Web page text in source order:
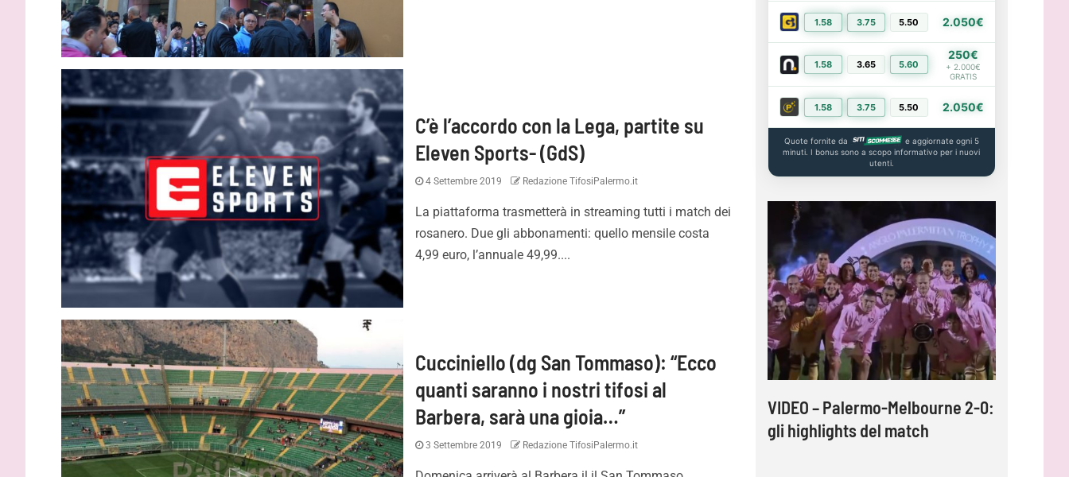
C’è l’accordo con la Lega, partite su
Eleven Sports- (GdS)
4 Settembre 2019 Redazione TifosiPalermo.it
La piattaforma trasmetterà in streaming tutti i match dei
rosanero. Due gli abbonamenti: quello mensile costa
4,99 euro, l’annuale 49,99....
Cucciniello (dg San Tommaso): “Ecco
quanti saranno i nostri tifosi al
Barbera, sarà una gioia…”
3 Settembre 2019 Redazione TifosiPalermo.it
1.58 3.75 5.50 2.050€
1.58 3.65 5.60
250€
+ 2.000€
GRATIS
1.58 3.75 5.50 2.050€
Quote fornite da
e aggiornate ogni 5
minuti. I bonus sono a scopo informativo per i nuovi
utenti.
VIDEO – Palermo-Melbourne 2-0:
gli highlights del match
Calciomercato Palermo,
accordo raggiunto per Iker
Almena
Palermo e il nuovo Barbera: così
lo stadio può aumentare i ricavi
VIDEO – Palermo-Melbourne 2-0:
gli highlights del match